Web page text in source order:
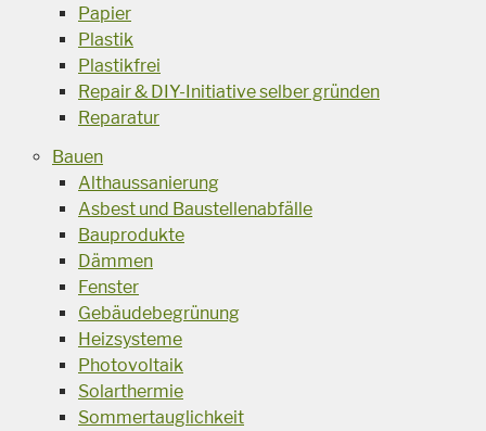
Papier
Plastik
Plastikfrei
Repair & DIY-Initiative selber gründen
Reparatur
Bauen
Althaussanierung
Asbest und Baustellenabfälle
Bauprodukte
Dämmen
Fenster
Gebäudebegrünung
Heizsysteme
Photovoltaik
Solarthermie
Sommertauglichkeit